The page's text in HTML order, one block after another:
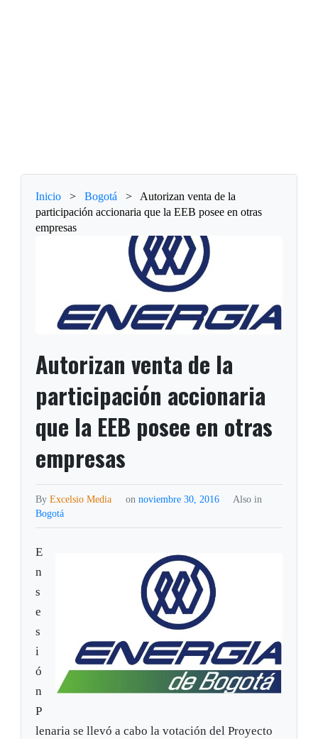
Inicio > Bogotá >
Autorizan venta de la
participación accionaria que la EEB posee en otras
empresas
Autorizan venta de la
participación accionaria
que la EEB posee en otras
empresas
ByExcelsio Media on noviembre 30, 2016
Also in
Bogotá
E
n
s
e
s
i
ó
n
P
lenaria se llevó a cabo la votación del Proyecto